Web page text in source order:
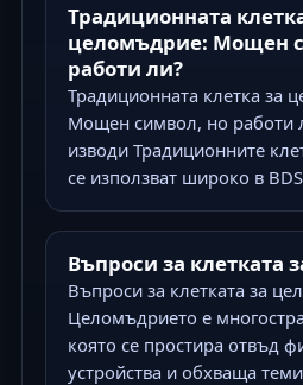
Традиционната
целомъдрие: Мощен
работи ли?
Традиционната клетка за
Мощен символ, но работи
изводи Традиционните
се използват широко в
Въпроси за клетката
Въпроси за клетката за
Целомъдрието е
която се простира отвъд
устройства и обхваща